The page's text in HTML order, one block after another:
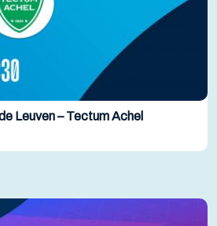
Leuven – Tectum Achel